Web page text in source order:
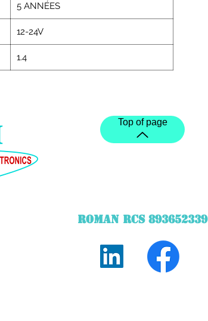
5 ANNÉES
12-24V
1.4
Top of page
ROMAN RCS 893652339